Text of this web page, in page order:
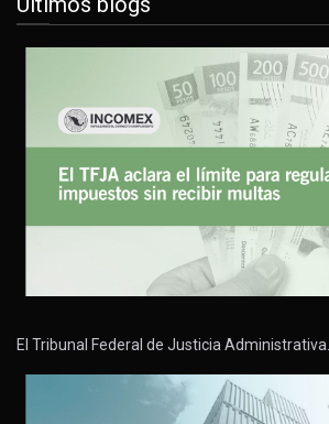
El Tribunal Federal de Justicia Administrativa…